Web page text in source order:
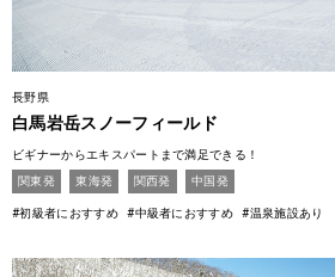
長野県
白馬岩岳スノーフィールド
ビギナーからエキスパートまで満足できる！
関東発
東海発 関西発 中国発
#初級者におすすめ #中級者におすすめ #温泉施設あり